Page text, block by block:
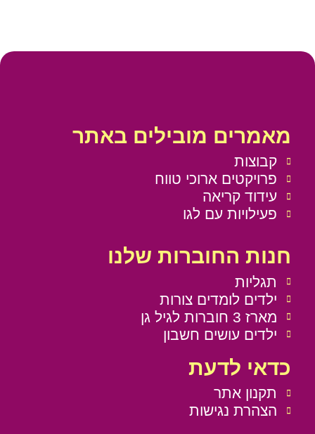
מאמרים מובילים באתר
קבוצות
פרויקטים ארוכי טווח
עידוד קריאה
פעילויות עם לגו
חנות החוברות שלנו
תגליות
ילדים לומדים צורות
מארז 3 חוברות לגיל גן
ילדים עושים חשבון
כדאי לדעת
תקנון אתר
הצהרת נגישות